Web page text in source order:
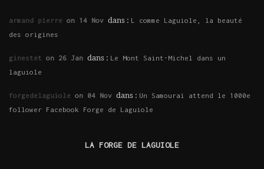
armand pierre on 14 Nov dans : L comme Laguiole, la beauté
des origines
ginestet on 26 Jan dans : Le Mont Saint-Michel dans un
laguiole
forgedelaguiole on 04 Nov dans : Un Samouraï attend le 1000e
follower Facebook Forge de Laguiole
LA FORGE DE LAGUIOLE